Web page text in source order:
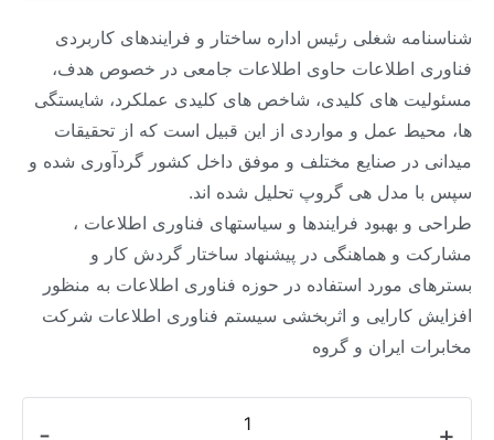
شناسنامه شغلی رئیس اداره ساختار و فرایندهای کاربردی
فناوری اطلاعات حاوی اطلاعات جامعی در خصوص هدف،
مسئولیت های کلیدی، شاخص های کلیدی عملکرد، شایستگی
ها، محیط عمل و مواردی از این قبیل است که از تحقیقات
میدانی در صنایع مختلف و موفق داخل کشور گردآوری شده و
سپس با مدل هی گروپ تحلیل شده اند.
طراحی و بهبود فرایندها و سیاستهای فناوری اطلاعات ،
مشارکت و هماهنگی در پیشنهاد ساختار گردش کار و
بسترهای مورد استفاده در حوزه فناوری اطلاعات به منظور
افزایش کارایی و اثربخشی سیستم فناوری اطلاعات شرکت
مخابرات ایران و گروه